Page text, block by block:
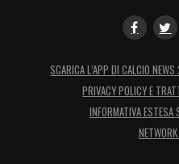
SCARICA L’APP DI CALCIO
PRIVACY POLICY E
INFORMATIVA ESTESA